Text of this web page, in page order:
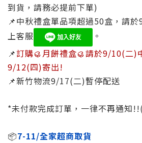
到貨，請務必提前下單)
📌中秋禮盒單品項超過50盒，請
上客服
。
📌訂購🥮月餅禮盒🥮請於9/10(二)
9/12(四)寄出!
📌新竹物流9/17(二)暫停配送
*未付款完成訂單，一律不再通知
📦7-11/全家超商取貨